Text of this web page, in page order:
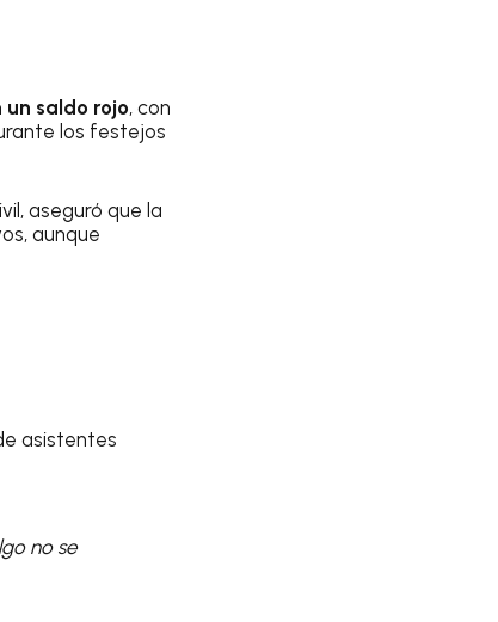
un saldo rojo, con
los festejos
aseguró que la
aunque
asistentes
no se